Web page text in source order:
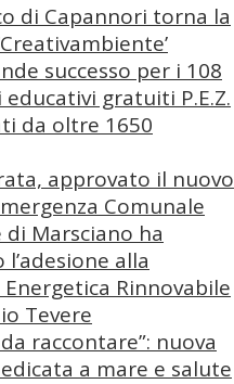
di Capannori torna la
successo per i 108
gratuiti P.E.Z.
da oltre 1650
approvato il nuovo
Comunale
di Marsciano ha
alla
Rinnovabile
Tevere
raccontare”: nuova
a mare e salute